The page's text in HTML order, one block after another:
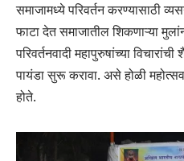
समाजामध्ये परिवर्तन करण्यासाठी
फाटा देत समाजातील शिकणाऱ्या
परिवर्तनवादी महापुरुषांच्या
पायंडा सुरू करावा. असे होळी
होते.